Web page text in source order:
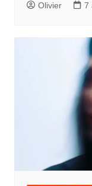
Olivier 7